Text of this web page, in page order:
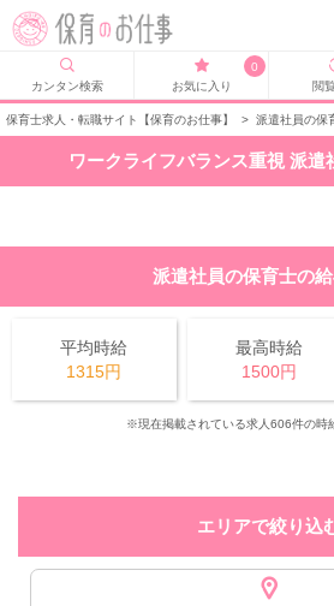
カンタン検索
0
お気に入り
閲
保育士求人・転職サイト【保育のお仕事】 > 派遣社員の保
ワークライフバランス重視 派遣
派遣社員の保育士の
平均時給
1315円
最高時給
1500円
※現在掲載されている求人606件の時
エリアで絞り込